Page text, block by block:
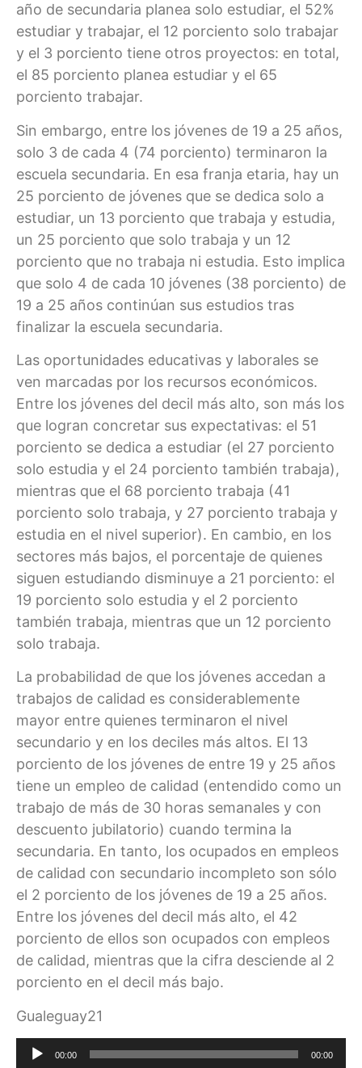
año de secundaria planea solo estudiar, el 52%
estudiar y trabajar, el 12 porciento solo trabajar
y el 3 porciento tiene otros proyectos: en total,
el 85 porciento planea estudiar y el 65
porciento trabajar.
Sin embargo, entre los jóvenes de 19 a 25 años,
solo 3 de cada 4 (74 porciento) terminaron la
escuela secundaria. En esa franja etaria, hay un
25 porciento de jóvenes que se dedica solo a
estudiar, un 13 porciento que trabaja y estudia,
un 25 porciento que solo trabaja y un 12
porciento que no trabaja ni estudia. Esto implica
que solo 4 de cada 10 jóvenes (38 porciento) de
19 a 25 años continúan sus estudios tras
finalizar la escuela secundaria.
Las oportunidades educativas y laborales se
ven marcadas por los recursos económicos.
Entre los jóvenes del decil más alto, son más los
que logran concretar sus expectativas: el 51
porciento se dedica a estudiar (el 27 porciento
solo estudia y el 24 porciento también trabaja),
mientras que el 68 porciento trabaja (41
porciento solo trabaja, y 27 porciento trabaja y
estudia en el nivel superior). En cambio, en los
sectores más bajos, el porcentaje de quienes
siguen estudiando disminuye a 21 porciento: el
19 porciento solo estudia y el 2 porciento
también trabaja, mientras que un 12 porciento
solo trabaja.
La probabilidad de que los jóvenes accedan a
trabajos de calidad es considerablemente
mayor entre quienes terminaron el nivel
secundario y en los deciles más altos. El 13
porciento de los jóvenes de entre 19 y 25 años
tiene un empleo de calidad (entendido como un
trabajo de más de 30 horas semanales y con
descuento jubilatorio) cuando termina la
secundaria. En tanto, los ocupados en empleos
de calidad con secundario incompleto son sólo
el 2 porciento de los jóvenes de 19 a 25 años.
Entre los jóvenes del decil más alto, el 42
porciento de ellos son ocupados con empleos
de calidad, mientras que la cifra desciende al 2
porciento en el decil más bajo.
Gualeguay21
Reproductor
00:00 00:00